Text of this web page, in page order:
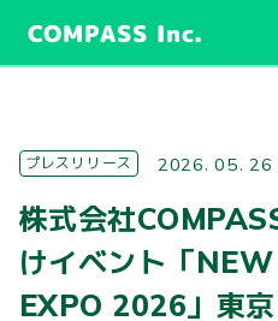
COMPASS Inc.
プレスリリース 2026. 05. 26
株式会社
けイベント「
EXPO 2026」東